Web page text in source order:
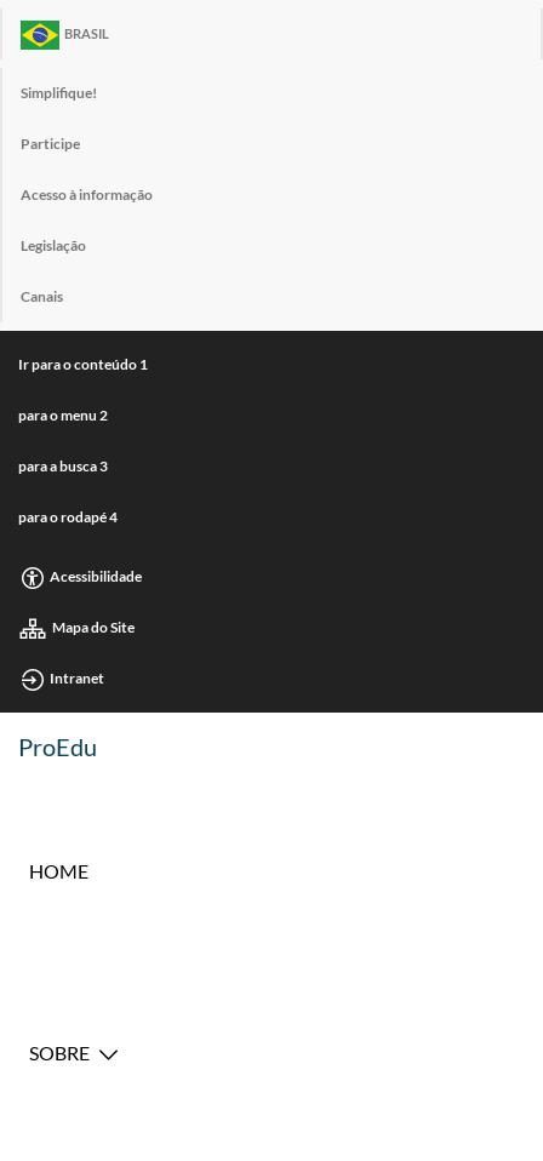
BRASIL
Simplifique!
Participe
Acesso à informação
Legislação
Canais
Ir para o conteúdo 1
para o menu 2
para a busca3
para o rodapé4
Acessibilidade
Mapa do Site
Intranet
ProEdu
HOME
SOBRE